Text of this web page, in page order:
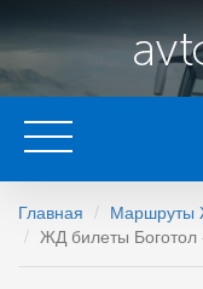
Главная
Маршруты
ЖД билеты